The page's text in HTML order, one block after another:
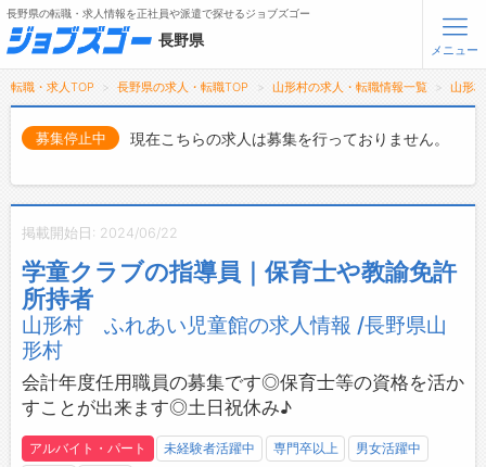
タップで簡単に求人を探す
【初めての方へ】
長野県の求人検索で選ばれる理由
転職支援サービスについて
転職ノウハウ(応募書類の書き方・面接対策など)
長野県の転職・求人情報を正社員や派遣で探せるジョブズゴー
長野県
メニュー
転職・求人TOP 長野県の求人・転職TOP 山形村の求人・転職情報一覧 山形
募集停止中 現在こちらの求人は募集を行っておりません。
掲載開始日: 2024/06/22
学童クラブの指導員｜保育士や教諭免許
所持者
山形村 ふれあい児童館の求人情報 /長野県山
形村
会計年度任用職員の募集です◎保育士等の資格を活か
すことが出来ます◎土日祝休み♪
アルバイト・パート 未経験者活躍中 専門卒以上
男女活躍中